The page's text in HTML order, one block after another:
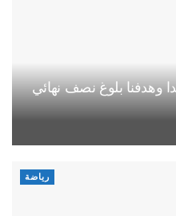
وهدفنا بلوغ نصف نهائي
رياضة